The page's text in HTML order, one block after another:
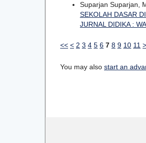
Suparjan Suparjan,
SEKOLAH DASAR
JURNAL DIDIKA :
<< < 2 3 4 5 6 7 8 9 10 11 >
You may also start an